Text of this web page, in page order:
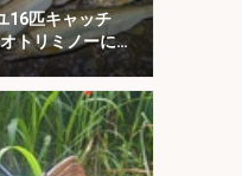
16匹キャッチ
トリミノーにヒ